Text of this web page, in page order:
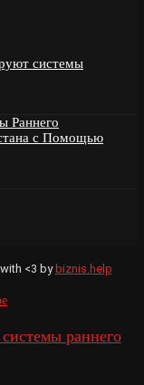
системы
Раннего
с Помощью
<3 by biznis.help